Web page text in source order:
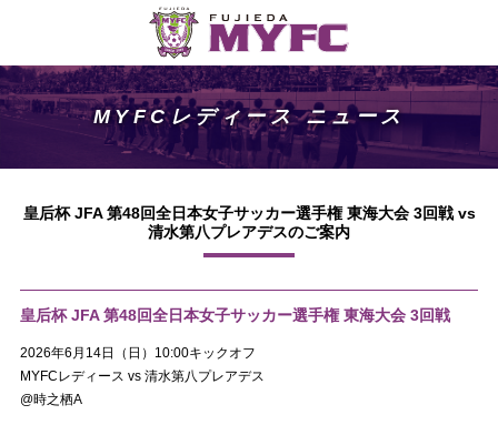
MYFCレディース ニュース
皇后杯 JFA 第48回全日本女子サッカー選手権 東海大会 3回戦 vs
清水第八プレアデスのご案内
皇后杯 JFA 第48回全日本女子サッカー選手権 東海大会 3回戦
2026年6月14日（日）10:00キックオフ
MYFCレディース vs 清水第八プレアデス
@時之栖A